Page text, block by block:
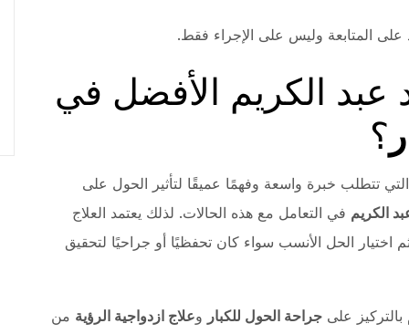
على المتابعة وليس على الإجراء فقط.
عبد الكريم الأفضل في
؟
تتطلب خبرة واسعة وفهمًا عميقًا لتأثير الحول على
الكريم في التعامل مع هذه الحالات. لذلك يعتمد العلاج
الحل الأنسب سواء كان تحفظيًا أو جراحيًا لتحقيق
بالتركيز على جراحة الحول للكبار وعلاج ازدواجية الرؤية من